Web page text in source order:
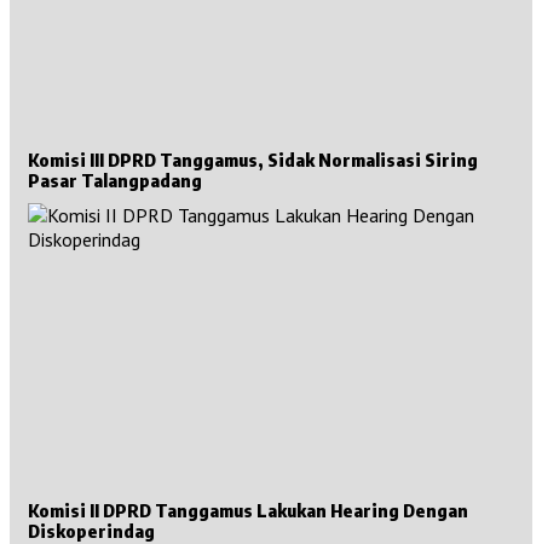
Komisi III DPRD Tanggamus, Sidak Normalisasi Siring
Pasar Talangpadang
Komisi II DPRD Tanggamus Lakukan Hearing Dengan
Diskoperindag